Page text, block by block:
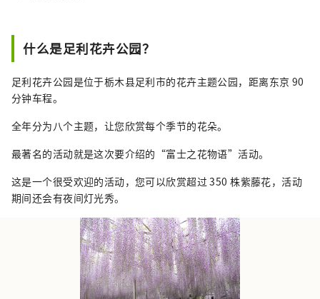
紫藤花盛开时，会举办“富士之花物语”活
动，晚上还会举办灯光秀。 每年10月中旬至2
月中旬都会举办灯光花园“灯光花园”。被认
证为日本三大灯饰之一的宏伟规模的灯饰，以
般的世界。
什么是足利花卉公园？
足利花卉公园是位于栃木县足利市的花卉主题公园，距离东京 90
分钟车程。
全年分为八个主题，让您欣赏每个季节的花朵。
最著名的活动就是这次要介绍的“富士之花物语”活动。
这是一个很受欢迎的活动，您可以欣赏超过 350 株紫藤花，活动
期间还会有夜间灯光秀。